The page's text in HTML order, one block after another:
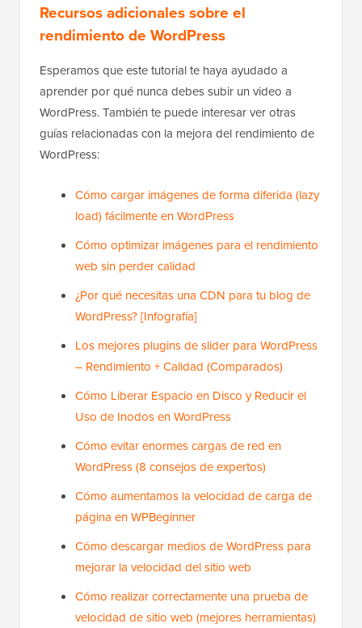
Recursos adicionales sobre el
rendimiento de WordPress
Esperamos que este tutorial te haya ayudado a
aprender por qué nunca debes subir un video a
WordPress. También te puede interesar ver otras
guías relacionadas con la mejora del rendimiento de
WordPress:
Cómo cargar imágenes de forma diferida (lazy
load) fácilmente en WordPress
Cómo optimizar imágenes para el rendimiento
web sin perder calidad
¿Por qué necesitas una CDN para tu blog de
WordPress? [Infografía]
Los mejores plugins de slider para WordPress
– Rendimiento + Calidad (Comparados)
Cómo Liberar Espacio en Disco y Reducir el
Uso de Inodos en WordPress
Cómo evitar enormes cargas de red en
WordPress (8 consejos de expertos)
Cómo aumentamos la velocidad de carga de
página en WPBeginner
Cómo descargar medios de WordPress para
mejorar la velocidad del sitio web
Cómo realizar correctamente una prueba de
velocidad de sitio web (mejores herramientas)